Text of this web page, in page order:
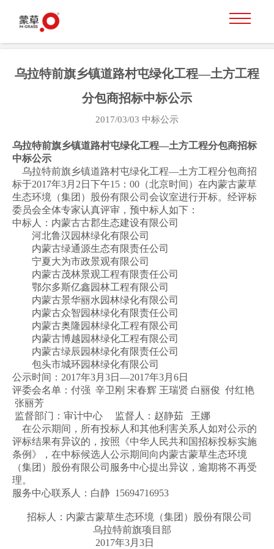
乌拉特前旗乡镇道路村屯绿化工程—土方工程
分包商招标中标公示
2017/03/03 中标公示
乌拉特前旗乡镇道路村屯绿化工程—土方工程分包商招标
中标公示
乌拉特前旗乡镇道路村屯绿化工程—土方工程分包商招
标于2017年3月2日下午15：00（北京时间）在内蒙古蒙草
生态环境（集团）股份有限公司会议室进行开标。经评标
委员会全体专家认真评审，预中标人如下：
中标人：内蒙古古郡生态建设有限公司
河北鲁汉园林绿化有限公司
内蒙古绿通源生态有限责任公司
宁夏大为市政景观有限公司
内蒙古茂林景观工程有限责任公司
鄂尔多斯亿鑫园林工程有限公司
内蒙古景华丽水园林绿化有限公司
内蒙古众智园林绿化有限责任公司
内蒙古奥隆园林绿化工程有限公司
内蒙古博越园林绿化工程有限公司
内蒙古绿辰园林绿化有限责任公司
包头市城环园林绿化有限公司
公示时间：2017年3月3日—2017年3月6日
评委会名单：付强 辛卫刚 宋春辉 王瑞贤 白丽俊 付红艳
张丽芳
监督部门：审计中心 监督人：赵静茹 王娜
在公示期间，所有投标人和其他利害关系人如对公示的
评标结果有异议的，按照《中华人民共和国招标投标实施
条例》，在中标候选人公示期间向内蒙古蒙草生态环境
（集团）股份有限公司服务中心提出异议，逾期将不再受
理。
服务中心联系人：白静 15694716953
招标人：内蒙古蒙草生态环境（集团）股份有限公司
乌拉特前旗项目部
2017年3月3日